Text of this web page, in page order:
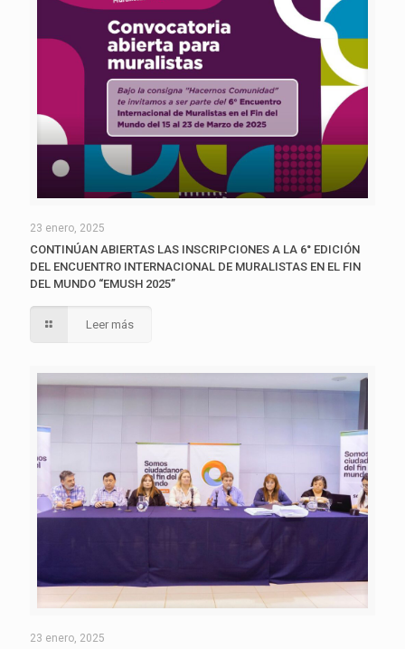
23 enero, 2025
CONTINÚAN ABIERTAS LAS INSCRIPCIONES A LA 6° EDICIÓN
DEL ENCUENTRO INTERNACIONAL DE MURALISTAS EN EL FIN
DEL MUNDO “EMUSH 2025”
Leer más
23 enero, 2025